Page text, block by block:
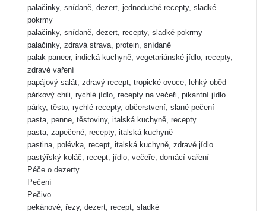
palačinky, snídaně, dezert, jednoduché recepty, sladké
pokrmy
palačinky, snídaně, dezert, recepty, sladké pokrmy
palačinky, zdravá strava, protein, snídaně
palak paneer, indická kuchyně, vegetariánské jídlo, recepty,
zdravé vaření
papájový salát, zdravý recept, tropické ovoce, lehký oběd
párkový chili, rychlé jídlo, recepty na večeři, pikantní jídlo
párky, těsto, rychlé recepty, občerstvení, slané pečení
pasta, penne, těstoviny, italská kuchyně, recepty
pasta, zapečené, recepty, italská kuchyně
pastina, polévka, recept, italská kuchyně, zdravé jídlo
pastýřský koláč, recept, jídlo, večeře, domácí vaření
Péče o dezerty
Pečení
Pečivo
pekánové, řezy, dezert, recept, sladké